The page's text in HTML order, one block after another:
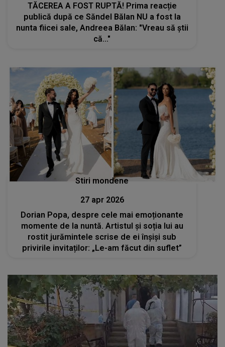
TĂCEREA A FOST RUPTĂ! Prima reacție
publică după ce Săndel Bălan NU a fost la
nunta fiicei sale, Andreea Bălan: "Vreau să știi
că..."
Stiri mondene
27 apr 2026
Dorian Popa, despre cele mai emoționante
momente de la nuntă. Artistul și soția lui au
rostit jurămintele scrise de ei înșiși sub
privirile invitaților: „Le-am făcut din suflet”